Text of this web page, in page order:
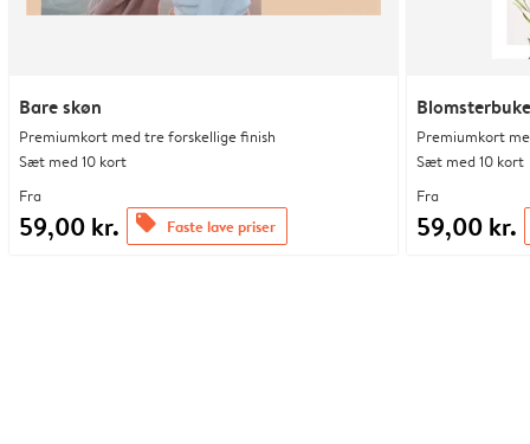
Bare skøn
Premiumkort med tre forskellige finish
Sæt med 10 kort
Fra
59,00 kr. offers Faste lave priser
Premiumkort
Sæt med 10 kort
Fra
59,00 kr.